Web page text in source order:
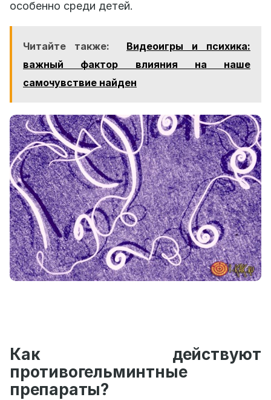
особенно среди детей.
Читайте также:
Видеоигры и психика:
важный фактор влияния на наше
самочувствие найден
Как действуют
противогельминтные
препараты?